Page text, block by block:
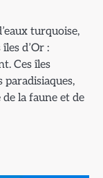
turquoise,
d’Or :
Ces îles
la faune et de